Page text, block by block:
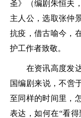
圣》（编剧朱恒夫
主人公，选取张仲
抗疫，借古喻今，
护工作者致敬。
在资讯高度发达
国编剧来说，不啻
至同样的时间里，
表达，如何在“看